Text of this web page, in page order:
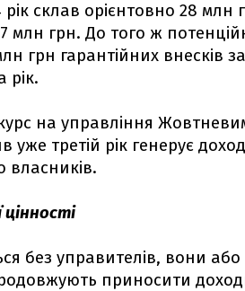
склав орієнтовно 28 млн
млн грн. До того ж
грн гарантійних внесків
рік.
на управління
уже третій рік генерує
без управителів, вони або
приносити